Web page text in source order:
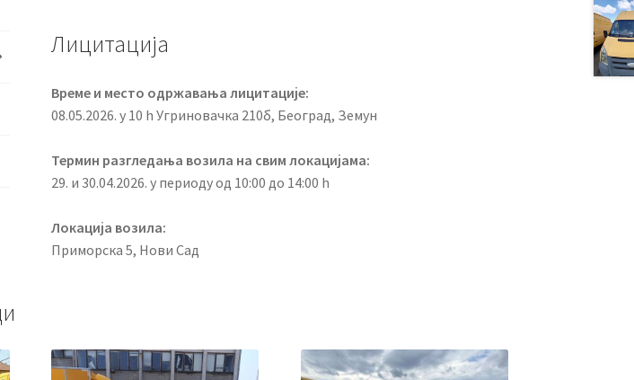
Лицитација
Време и место одржавања лицитације:
08.05.2026. у 10 h Угриновачка 210б, Београд, Земун
Термин разгледања возила на свим локацијама:
29. и 30.04.2026. у периоду од 10:00 до 14:00 h
Локација возила:
Приморска 5, Нови Сад